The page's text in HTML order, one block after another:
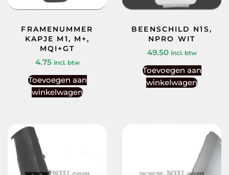
FRAMENUMMER
KAPJE M1, M+,
MQI+GT
4.75 incl. btw
Toevoegen aan
winkelwagen
BEENSCHILD N1S,
NPRO WIT
49.50 incl. btw
Toevoegen aan
winkelwagen